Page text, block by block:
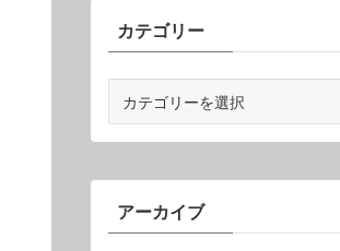
カテゴリー
ゴ
ー
アーカイブ